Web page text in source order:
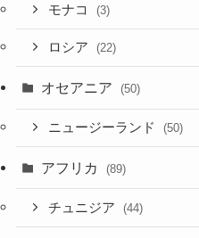
モナコ (3)
ロシア (22)
オセアニア (50)
ニュージーランド (50)
アフリカ (89)
チュニジア (44)